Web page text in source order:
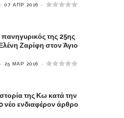
07 ΑΠΡ 2016
της 25ης
Ζαρίφη στον Άγιο
25 ΜΑΡ 2016
της Κω κατά την
νέο ενδιαφέρον άρθρο